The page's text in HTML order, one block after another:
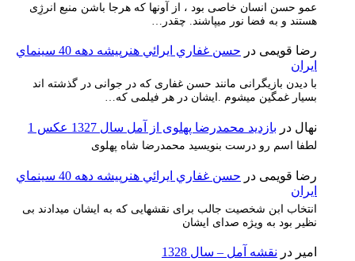
عمو حسن انسان خاصی بود ، از آونها که هرجا باشن منبع انرژِی
هستند و به فضا نور میپاشند. چقدر…
رضا قویمی در
حسن غفاري ايرائي هنرپيشه دهه 40 سينماي
ايران
با دیدن بازیگرانی مانند حسن غفاری که در جوانی در گذشته اند
بسیار غمگین میشوم .ایشان در هر فیلمی که…
نهال در بازدید محمدرضا پهلوی از آمل سال 1327 عکس 1
لطفا اسم رو درست بنویسید محمدرضا شاه پهلوی
رضا قویمی در
حسن غفاري ايرائي هنرپيشه دهه 40 سينماي
ايران
انتخاب ابن شخصیت جالب برای نقشهایی که به ایشان میدادند بی
نظیر بود به ویژه صدای ایشان
امیر در نقشه آمل – سال 1328